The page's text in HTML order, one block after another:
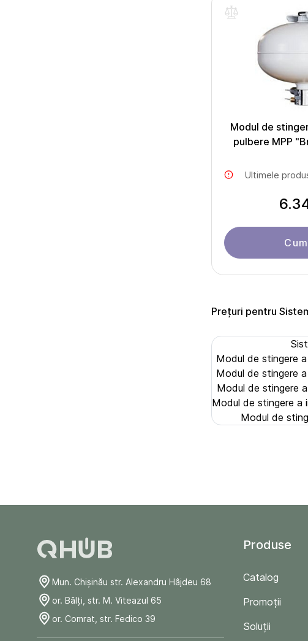
Modul de
pulbere MPP
Ultimele
Prețuri pentru
Modul de stingere
Modul de stingere
Modul de stingere
Modul de stingere a
Modul de
Mun. Chişinău str. Alexandru Hâjdeu 68
or. Bălți, str. M. Viteazul 65
or. Comrat, str. Fedico 39
Produse
Catalog
Promoții
Soluții